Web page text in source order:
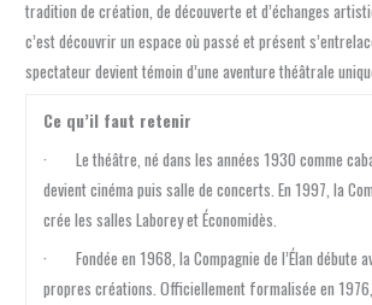
tradition de création, de découverte et d’échanges
c’est découvrir un espace où passé et présent
spectateur devient témoin d’une aventure théâtrale
Ce qu’il faut retenir
· Le théâtre, né dans les années 1930 comme
devient cinéma puis salle de concerts. En 1997, la
crée les salles Laborey et Économidès.
· Fondée en 1968, la Compagnie de l’Élan débute
propres créations. Officiellement formalisée en